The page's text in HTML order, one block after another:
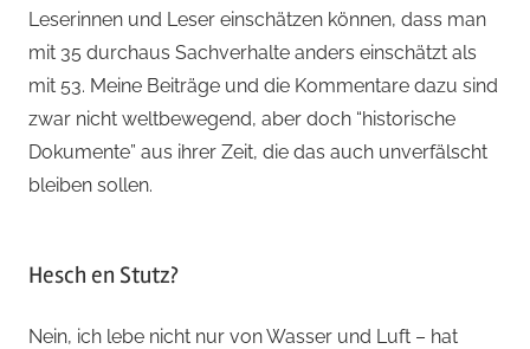
Leserinnen und Leser einschätzen können, dass man
mit 35 durchaus Sachverhalte anders einschätzt als
mit 53. Meine Beiträge und die Kommentare dazu sind
zwar nicht weltbewegend, aber doch “historische
Dokumente” aus ihrer Zeit, die das auch unverfälscht
bleiben sollen.
Hesch en Stutz?
Nein, ich lebe nicht nur von Wasser und Luft – hat